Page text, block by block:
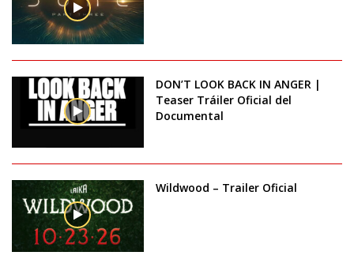
DON’T LOOK BACK IN ANGER |
Teaser Tráiler Oficial del
Documental
Wildwood – Trailer Oficial